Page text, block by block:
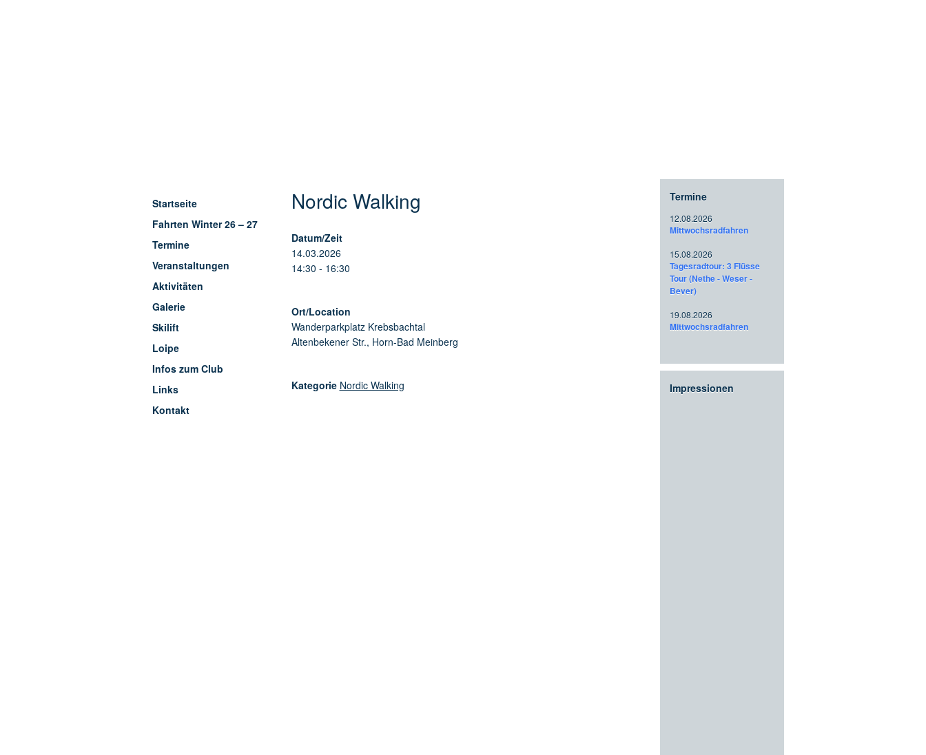
Startseite
Fahrten Winter 26 – 27
Termine
Veranstaltungen
Aktivitäten
Galerie
Skilift
Loipe
Infos zum Club
Links
Kontakt
Nordic Walking
Datum/Zeit
14.03.2026
14:30 - 16:30
Ort/Location
Wanderparkplatz Krebsbachtal
Altenbekener Str., Horn-Bad Meinberg
Kategorie Nordic Walking
Termine
12.08.2026
Mittwochsradfahren
15.08.2026
Tagesradtour: 3 Flüsse
Tour (Nethe - Weser -
Bever)
19.08.2026
Mittwochsradfahren
Impressionen